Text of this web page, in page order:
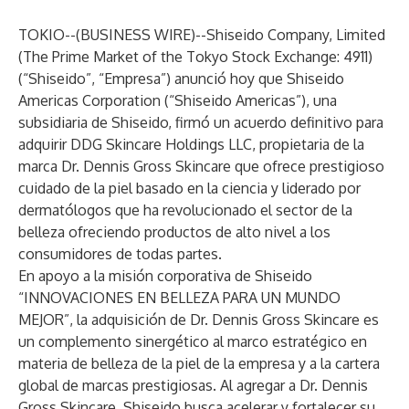
TOKIO--(BUSINESS WIRE)--Shiseido Company, Limited
(The Prime Market of the Tokyo Stock Exchange: 4911)
(“Shiseido”, “Empresa”) anunció hoy que Shiseido
Americas Corporation (“Shiseido Americas”), una
subsidiaria de Shiseido, firmó un acuerdo definitivo para
adquirir DDG Skincare Holdings LLC, propietaria de la
marca Dr. Dennis Gross Skincare que ofrece prestigioso
cuidado de la piel basado en la ciencia y liderado por
dermatólogos que ha revolucionado el sector de la
belleza ofreciendo productos de alto nivel a los
consumidores de todas partes.
En apoyo a la misión corporativa de Shiseido
“INNOVACIONES EN BELLEZA PARA UN MUNDO
MEJOR”, la adquisición de Dr. Dennis Gross Skincare es
un complemento sinergético al marco estratégico en
materia de belleza de la piel de la empresa y a la cartera
global de marcas prestigiosas. Al agregar a Dr. Dennis